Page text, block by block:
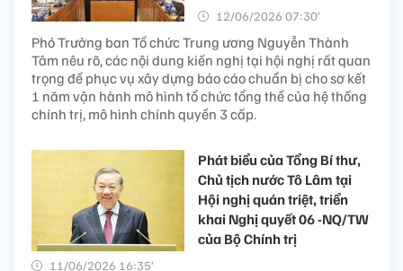
12/06/2026 07:30’
Phó Trưởng ban Tổ chức Trung ương Nguyễn Thành
Tâm nêu rõ, các nội dung kiến nghị tại hội nghị rất quan
trọng để phục vụ xây dựng báo cáo chuẩn bị cho sơ kết
1 năm vận hành mô hình tổ chức tổng thể của hệ thống
chính trị, mô hình chính quyền 3 cấp.
Phát biểu của Tổng Bí thư,
Chủ tịch nước Tô Lâm tại
Hội nghị quán triệt, triển
khai Nghị quyết 06 -NQ/TW
của Bộ Chính trị
11/06/2026 16:35’